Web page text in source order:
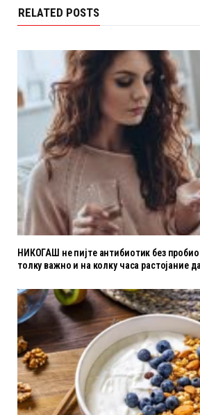
RELATED POSTS
НИКОГАШ не пијте антибиотик без
толку важно и на колку часа растојание